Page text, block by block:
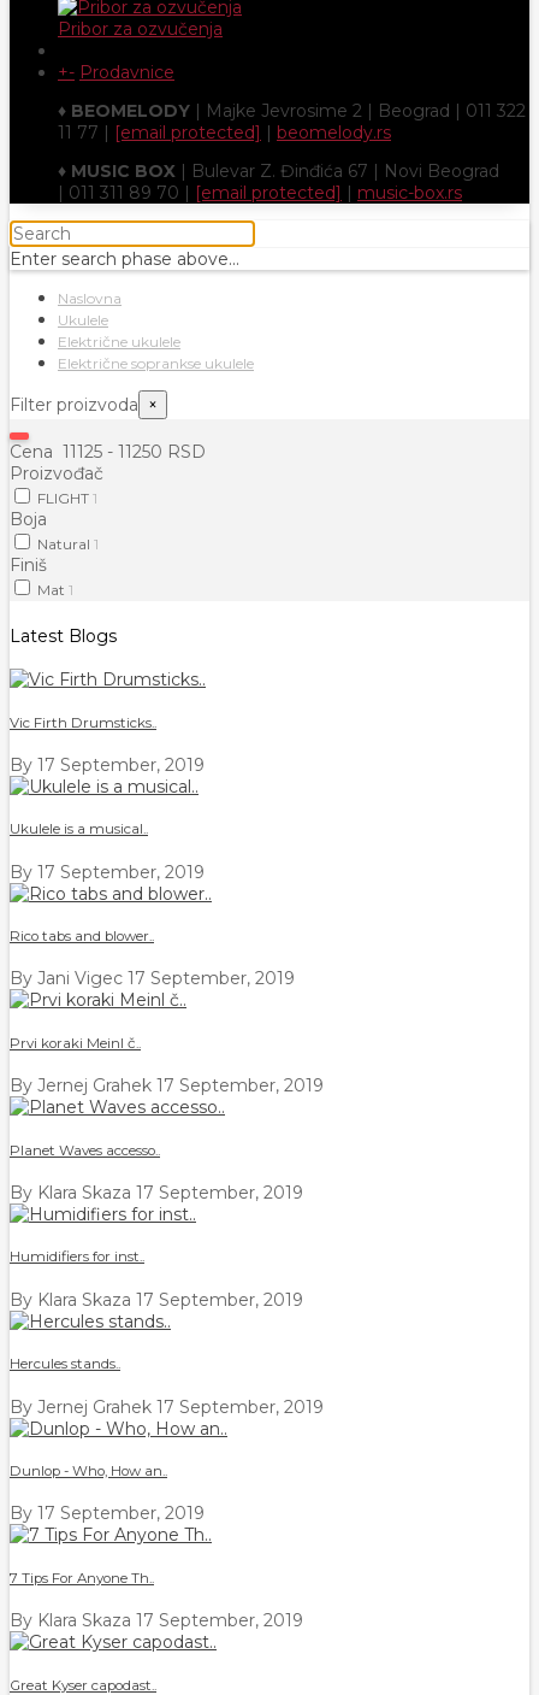
Pribor za ozvučenja
+- Prodavnice
♦ BEOMELODY | Majke Jevrosime 2 | Beograd | 011 322
11 77 | [email protected] | beomelody.rs
♦ MUSIC BOX | Bulevar Z. Đinđića 67 | Novi Beograd
| 011 311 89 70 | [email protected] | music-box.rs
Enter search phase above...
Naslovna
Ukulele
Električne ukulele
Električne soprankse ukulele
Filter proizvoda ×
Cena 11125 - 11250 RSD
Proizvođač
FLIGHT 1
Boja
Natural 1
Finiš
Mat 1
Latest Blogs
Vic Firth Drumsticks..
By 17 September, 2019
Ukulele is a musical..
By 17 September, 2019
Rico tabs and blower..
By Jani Vigec 17 September, 2019
Prvi koraki Meinl č..
By Jernej Grahek 17 September, 2019
Planet Waves accesso..
By Klara Skaza 17 September, 2019
Humidifiers for inst..
By Klara Skaza 17 September, 2019
Hercules stands..
By Jernej Grahek 17 September, 2019
Dunlop - Who, How an..
By 17 September, 2019
7 Tips For Anyone Th..
By Klara Skaza 17 September, 2019
Great Kyser capodast..